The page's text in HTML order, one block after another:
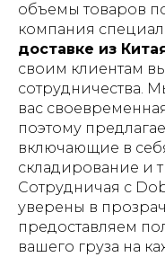
объемы товаров
компания
доставке из
своим клиентам
сотрудничества.
вас
поэтому
включающие в
складирование и
Сотрудничая с
уверены в
предоставляем
вашего груза на